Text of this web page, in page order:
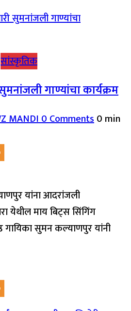
सांस्कृतिक
गाण्यांचा कार्यक्रम
MANDI0 Comments0 min
यांना आदरांजली
येथील माय बिट्स सिंगिंग
गायिका सुमन कल्याणपुर यांनी